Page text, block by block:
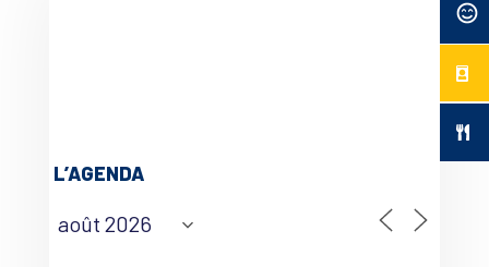
L’AGENDA